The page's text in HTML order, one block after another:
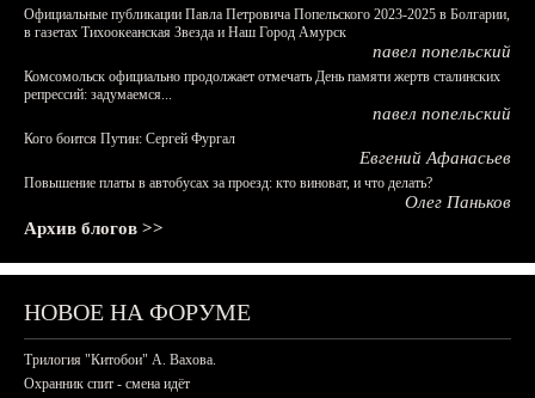
Официальные публикации Павла Петровича Попельского 2023-2025 в Болгарии,
в газетах Тихоокеанская Звезда и Наш Город Амурск
павел попельский
Комсомольск официально продолжает отмечать День памяти жертв сталинских
репрессий: задумаемся...
павел попельский
Кого боится Путин: Сергей Фургал
Евгений Афанасьев
Повышение платы в автобусах за проезд: кто виноват, и что делать?
Олег Паньков
Архив блогов >>
НОВОЕ НА ФОРУМЕ
Трилогия "Китобои" А. Вахова.
Охранник спит - смена идёт